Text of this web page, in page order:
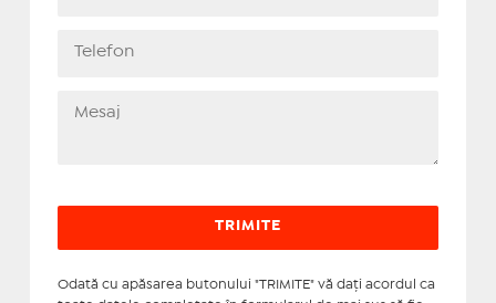
Odată cu apăsarea butonului "TRIMITE" vă daţi acordul ca